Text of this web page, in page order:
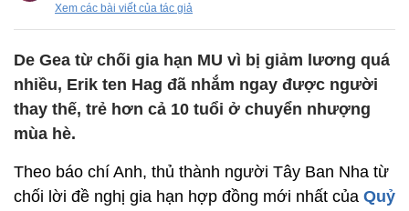
Xem các bài viết của tác giả
De Gea từ chối gia hạn MU vì bị giảm lương quá
nhiều, Erik ten Hag đã nhắm ngay được người
thay thế, trẻ hơn cả 10 tuổi ở chuyển nhượng
mùa hè.
Theo báo chí Anh, thủ thành người Tây Ban Nha từ
chối lời đề nghị gia hạn hợp đồng mới nhất của Quỷ